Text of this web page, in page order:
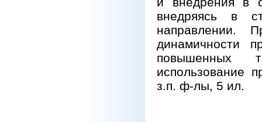
внедряясь в
направлении.
динамичности
повышенных
использование
з.п. ф-лы, 5 ил.